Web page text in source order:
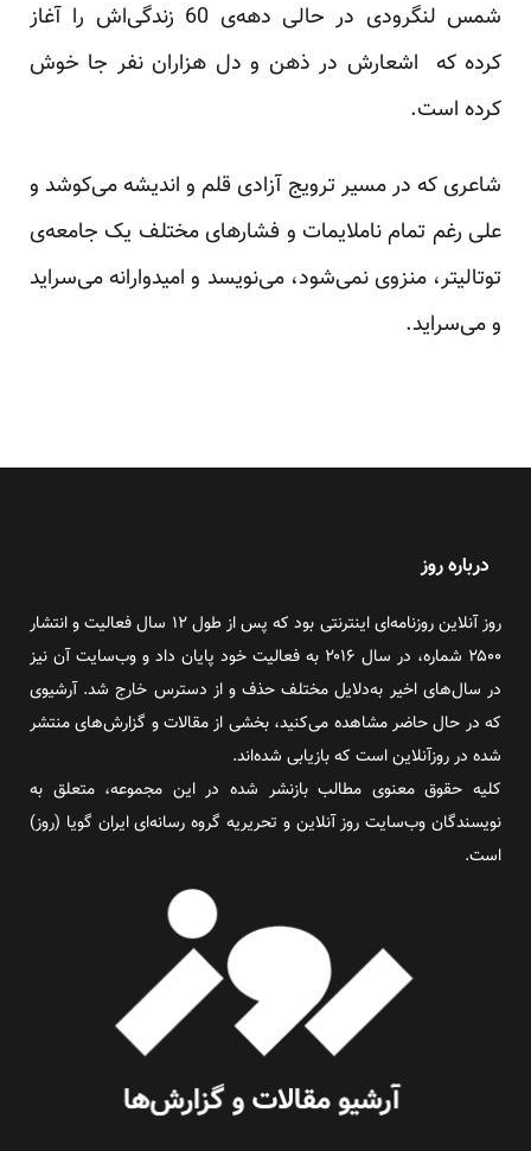
شمس لنگرودی در حالی دهه‌ی 60 زندگی‌اش را آغاز
کرده که اشعارش در ذهن و دل هزاران نفر جا خوش
کرده است.
شاعری که در مسیر ترویج آزادی قلم و اندیشه می‌کوشد و
علی رغم تمام ناملایمات و فشارهای مختلف یک جامعه‌ی
توتالیتر، منزوی نمی‌شود، می‌نویسد و امیدوارانه می‌سراید
و می‌سراید.
درباره روز
روز آنلاین روزنامه‌ای اینترنتی بود که پس از طول ۱۲ سال فعالیت و انتشار
۲۵۰۰ شماره، در سال ۲۰۱۶ به فعالیت خود پایان داد و وب‌سایت آن نیز
در سال‌های اخیر به‌دلایل مختلف حذف و از دسترس خارج شد. آرشیوی
که در حال حاضر مشاهده می‌کنید، بخشی از مقالات و گزارش‌های منتشر
شده در روزآنلاین است که بازیابی شده‌اند.
کلیه حقوق معنوی مطالب بازنشر شده در این مجموعه، متعلق به
نویسندگان وب‌سایت روز آنلاین و تحریریه گروه رسانه‌ای ایران گویا (روز)
است.